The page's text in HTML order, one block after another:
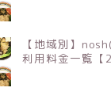
【地域別】
利用料金一覧【